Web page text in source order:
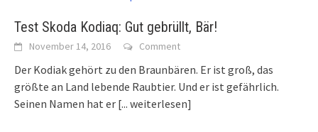
Test Skoda Kodiaq: Gut gebrüllt, Bär!
November 14, 2016 Comment
Der Kodiak gehört zu den Braunbären. Er ist groß, das
größte an Land lebende Raubtier. Und er ist gefährlich.
Seinen Namen hat er [... weiterlesen]